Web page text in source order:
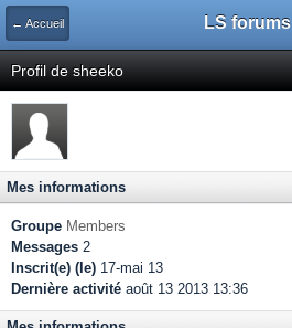
← Accueil LS forums
Profil de sheeko
Mes informations
Groupe Members
Messages 2
Inscrit(e) (le) 17-mai 13
Dernière activité août 13 2013 13:36